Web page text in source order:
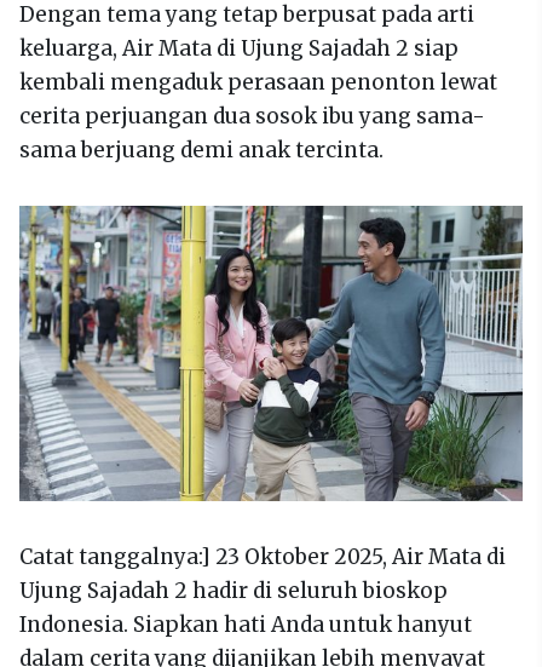
Dengan tema yang tetap berpusat pada arti
keluarga, Air Mata di Ujung Sajadah 2 siap
kembali mengaduk perasaan penonton lewat
cerita perjuangan dua sosok ibu yang sama-
sama berjuang demi anak tercinta.
Catat tanggalnya:] 23 Oktober 2025, Air Mata di
Ujung Sajadah 2 hadir di seluruh bioskop
Indonesia. Siapkan hati Anda untuk hanyut
dalam cerita yang dijanjikan lebih menyayat